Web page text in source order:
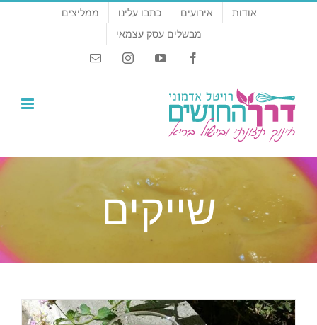
דלג
אודות אירועים כתבו עלינו
ממליצים
מבשלים עסק עצמאי
Facebook
YouTube
Instagram
Email
שייקים